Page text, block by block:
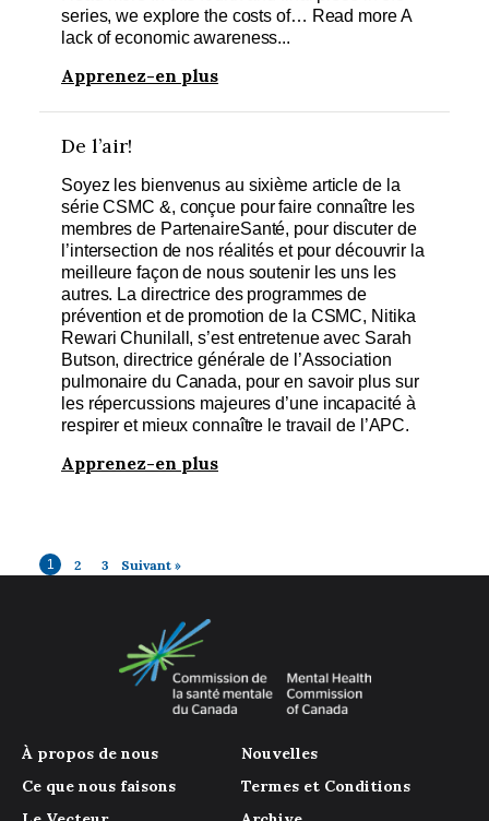
series, we explore the costs of… Read more A
lack of economic awareness...
Apprenez-en plus
De l’air!
Soyez les bienvenus au sixième article de la
série CSMC &, conçue pour faire connaître les
membres de PartenaireSanté, pour discuter de
l’intersection de nos réalités et pour découvrir la
meilleure façon de nous soutenir les uns les
autres. La directrice des programmes de
prévention et de promotion de la CSMC, Nitika
Rewari Chunilall, s’est entretenue avec Sarah
Butson, directrice générale de l’Association
pulmonaire du Canada, pour en savoir plus sur
les répercussions majeures d’une incapacité à
respirer et mieux connaître le travail de l’APC.
Apprenez-en plus
1 2 3 Suivant »
À propos de nous
Ce que nous faisons
Nouvelles
Termes et Conditions